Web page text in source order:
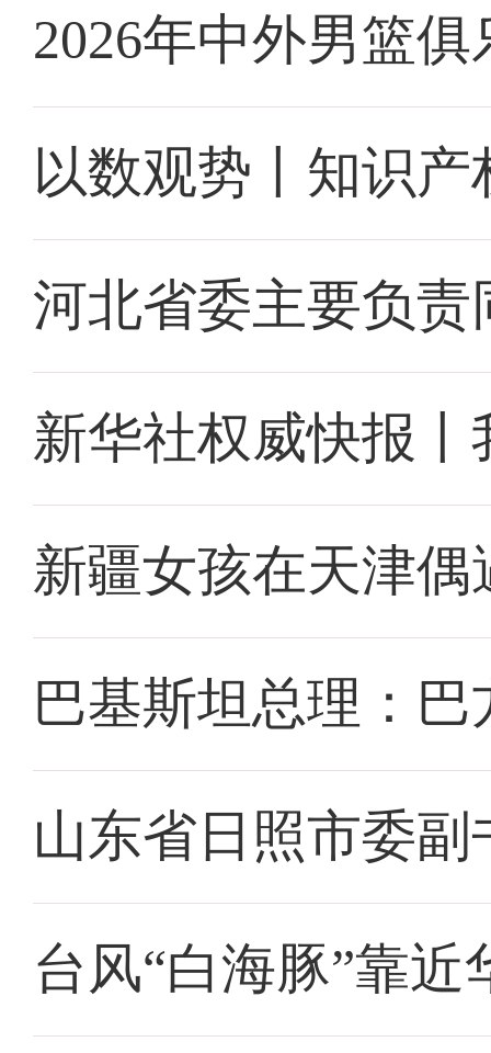
2026年中外男篮
以数观势丨知识
河北省委主要负
新华社权威快报
新疆女孩在天津
巴基斯坦总理：
山东省日照市委
台风“白海豚”靠近